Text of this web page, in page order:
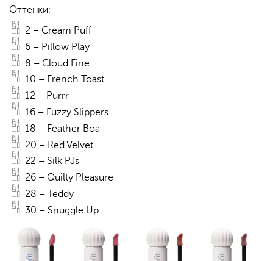
Оттенки:
2 – Cream Puff
6 – Pillow Play
8 – Cloud Fine
10 – French Toast
12 – Purrr
16 – Fuzzy Slippers
18 – Feather Boa
20 – Red Velvet
22 – Silk PJs
26 – Quilty Pleasure
28 – Teddy
30 – Snuggle Up